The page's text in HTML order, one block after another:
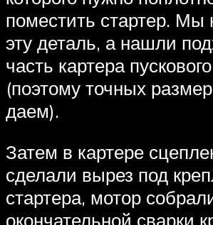
поместить стартер. Мы
эту деталь, а нашли
часть картера
(поэтому точных
даем).
Затем в картере
сделали вырез под
стартера, мотор
окончательной сварки